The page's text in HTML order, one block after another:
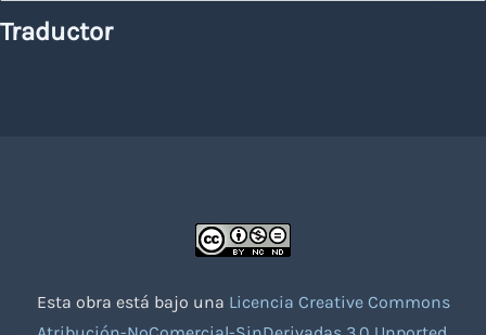
Traductor
Esta obra está bajo una Licencia Creative Commons